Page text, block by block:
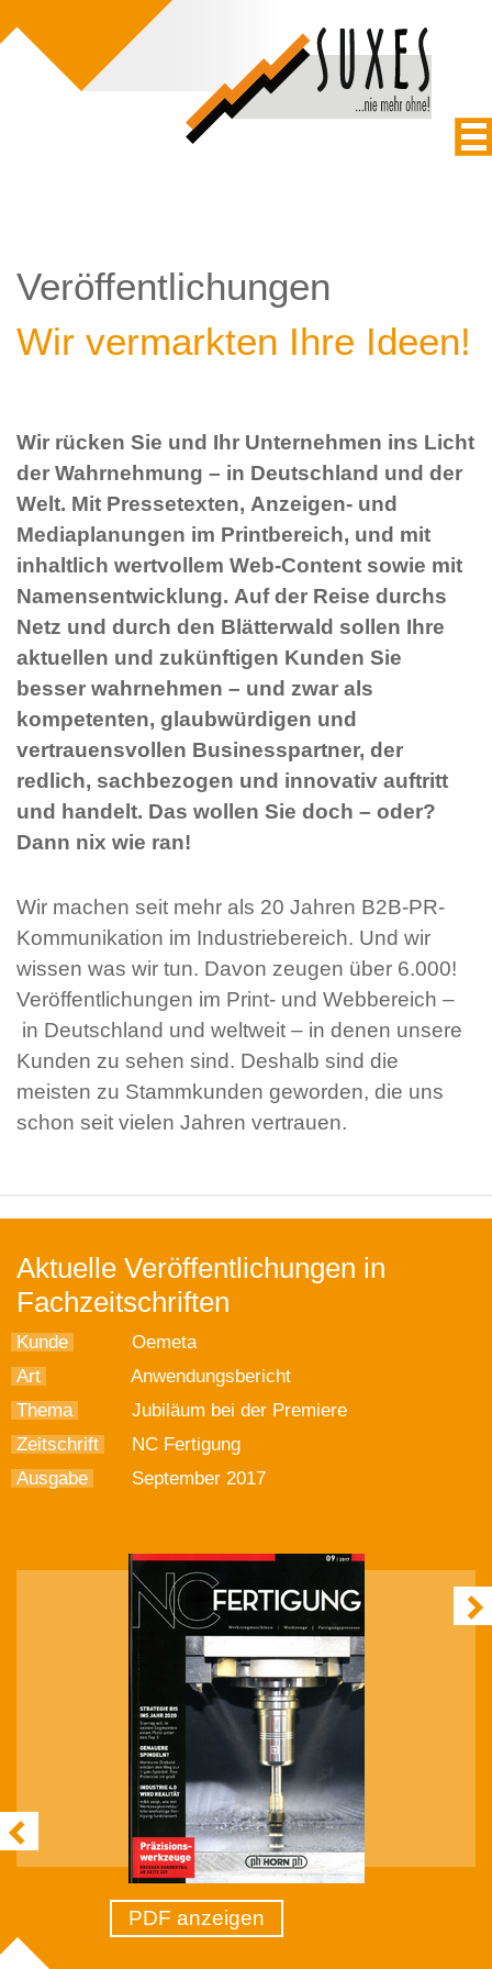
Veröffentlichungen
Wir vermarkten Ihre Ideen!
Wir rücken Sie und Ihr Unternehmen ins Licht
der Wahrnehmung – in Deutschland und der
Welt. Mit Pressetexten, Anzeigen- und
Mediaplanungen im Printbereich, und mit
inhaltlich wertvollem Web-Content sowie mit
Namensentwicklung. Auf der Reise durchs
Netz und durch den Blätterwald sollen Ihre
aktuellen und zukünftigen Kunden Sie
besser wahrnehmen – und zwar als
kompetenten, glaubwürdigen und
vertrauensvollen Businesspartner, der
redlich, sachbezogen und innovativ auftritt
und handelt. Das wollen Sie doch – oder?
Dann nix wie ran!
Wir machen seit mehr als 20 Jahren B2B-PR-
Kommunikation im Industriebereich. Und wir
wissen was wir tun. Davon zeugen über 6.000!
Veröffentlichungen im Print- und Webbereich –
in Deutschland und weltweit – in denen unsere
Kunden zu sehen sind. Deshalb sind die
meisten zu Stammkunden geworden, die uns
schon seit vielen Jahren vertrauen.
Aktuelle Veröffentlichungen in
Fachzeitschriften
Kunde
Oemeta
Art
Anwendungsbericht
Thema
Jubiläum bei der Premiere
Zeitschrift
NC Fertigung
Ausgabe
September 2017
PDF anzeigen